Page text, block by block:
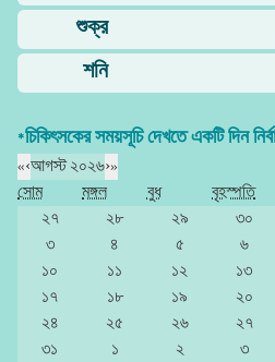
শুক্র
শনি
*চিকিৎসকের সময়সূচি দেখতে একটি দিন
«‹আগস্ট ২০২৬›»
সোম
মঙ্গল বুধ বৃহস্পতি
২৭
২৮ ২৯ ৩০
৩
৪ ৫ ৬
১০
১১ ১২ ১৩
১৭
১৮ ১৯ ২০
২৪
২৫ ২৬ ২৭
৩১
১ ২ ৩